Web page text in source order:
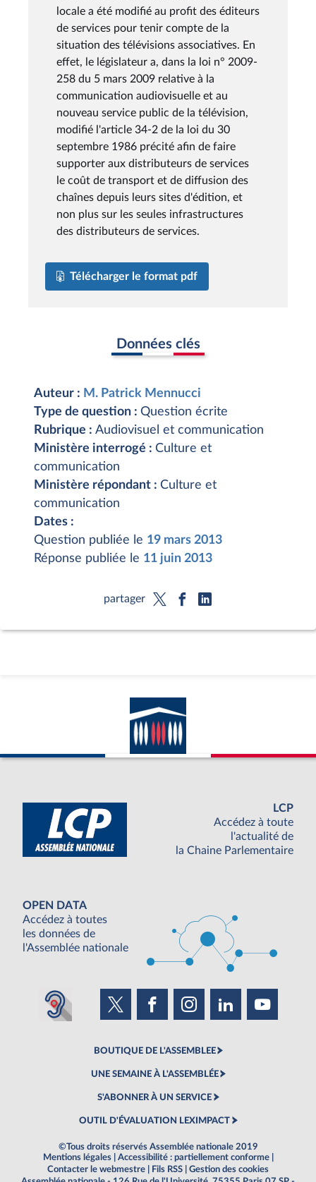
locale a été modifié au profit des éditeurs
de services pour tenir compte de la
situation des télévisions associatives. En
effet, le législateur a, dans la loi n° 2009-
258 du 5 mars 2009 relative à la
communication audiovisuelle et au
nouveau service public de la télévision,
modifié l'article 34-2 de la loi du 30
septembre 1986 précité afin de faire
supporter aux distributeurs de services
le coût de transport et de diffusion des
chaînes depuis leurs sites d'édition, et
non plus sur les seules infrastructures
des distributeurs de services.
Télécharger le format pdf
Données clés
Auteur : M. Patrick Mennucci
Type de question : Question écrite
Rubrique : Audiovisuel et communication
Ministère interrogé : Culture et
communication
Ministère répondant : Culture et
communication
Dates :
Question publiée le 19 mars 2013
Réponse publiée le 11 juin 2013
partager
LCP
Accédez à toute
l'actualité de
la Chaine Parlementaire
OPEN DATA
Accédez à toutes
les données de
l'Assemblée nationale
BOUTIQUE DE L'ASSEMBLEE
UNE SEMAINE À L'ASSEMBLÉE
S'ABONNER À UN SERVICE
OUTIL D'ÉVALUATION LEXIMPACT
©Tous droits réservés Assemblée nationale 2019
Mentions légales
Accessibilité : partiellement conforme
Contacter le webmestre
Fils RSS
Gestion des cookies